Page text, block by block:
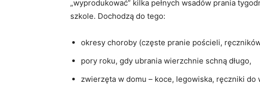
„wyprodukować” kilka pełnych wsadów prania
szkole. Dochodzą do tego:
okresy choroby (częste pranie pościeli,
pory roku, gdy ubrania wierzchnie schną długo,
zwierzęta w domu – koce, legowiska, ręczniki do